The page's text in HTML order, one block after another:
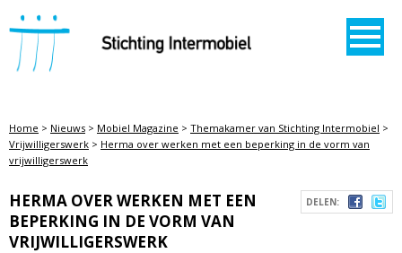
STICHTING INTERMOBIEL
Home > Nieuws > Mobiel Magazine > Themakamer van Stichting Intermobiel >
Vrijwilligerswerk > Herma over werken met een beperking in de vorm van
vrijwilligerswerk
DELEN:
HERMA OVER WERKEN MET EEN
BEPERKING IN DE VORM VAN
VRIJWILLIGERSWERK